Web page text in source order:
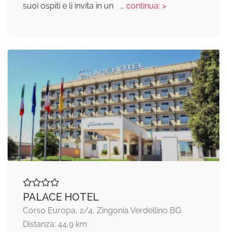
suoi ospiti e li invita in un
... continua: >
PALACE HOTEL
Corso Europa, 2/4, Zingonia Verdellino BG
Distanza: 44,9 km